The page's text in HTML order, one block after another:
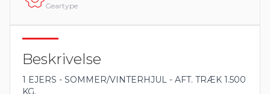
Geartype
Beskrivelse
1 EJERS - SOMMER/VINTERHJUL - AFT. TRÆK 1.500
KG.